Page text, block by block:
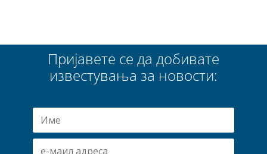
Пријавете се да добивате
известувања за новости: